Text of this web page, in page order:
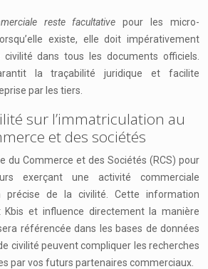
reste facultativepour les micro-
existe, elle doit impérativement
dans tous les documents officiels.
la traçabilité juridique et facilite
par les tiers.
sur l’immatriculation au
et des sociétés
du Commerce et des Sociétés (RCS) pour
exerçant une activité commerciale
précise de la civilité. Cette information
Kbis et influence directement la manière
référencée dans les bases de données
civilité peuvent compliquer les recherches
par vos futurs partenaires commerciaux.